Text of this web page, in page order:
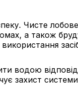
Чисте
а також
захист